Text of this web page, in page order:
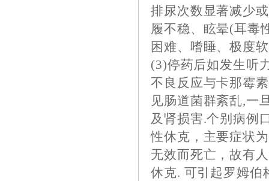
排尿次数显著减少
履不稳、眩晕(耳毒
困难、嗜睡、极度
(3)停药后如发生听
不良反应与卡那霉
见肠道菌群紊乱,一
及肾损害.个别病例
性休克，主要症状
无效而死亡，故有
休克. 可引起罗姆伯